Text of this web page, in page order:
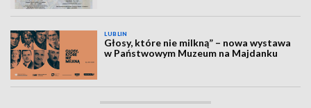
LUBLIN
Głosy, które nie milkną” – nowa wystawa
w Państwowym Muzeum na Majdanku